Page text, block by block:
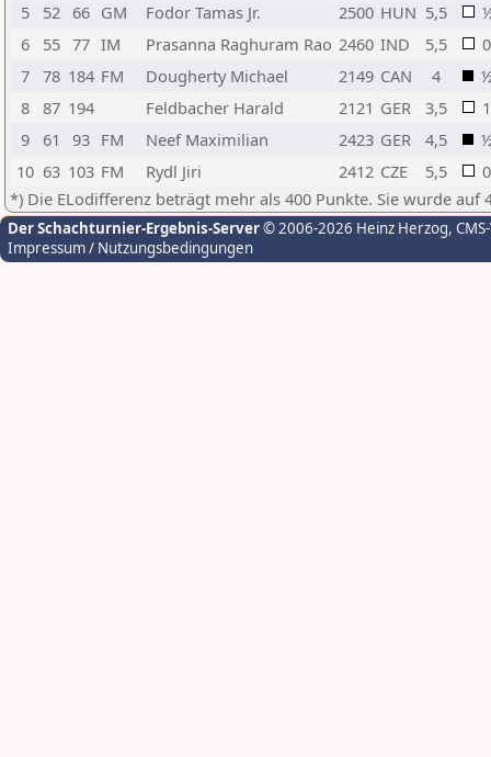
5
52 66 GM Fodor Tamas Jr. 2500 HUN 5,5
6
55 77 IM Prasanna Raghuram Rao 2460 IND 5,5
0
7
78 184 FM Dougherty Michael 2149 CAN 4
8
87 194 Feldbacher Harald 2121 GER 3,5
1
9
61 93 FM Neef Maximilian 2423 GER 4,5
10 63 103 FM Rydl Jiri 2412 CZE 5,5
0
*) Die ELodifferenz beträgt mehr als 400 Punkte. Sie wurde auf
Der Schachturnier-Ergebnis-Server© 2006-2026 Heinz Herzog,
Impressum / Nutzungsbedingungen